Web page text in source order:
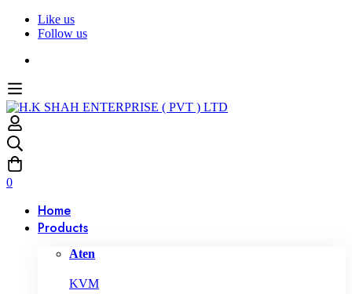
Like us
Follow us
0
Home
Products
Aten
KVM